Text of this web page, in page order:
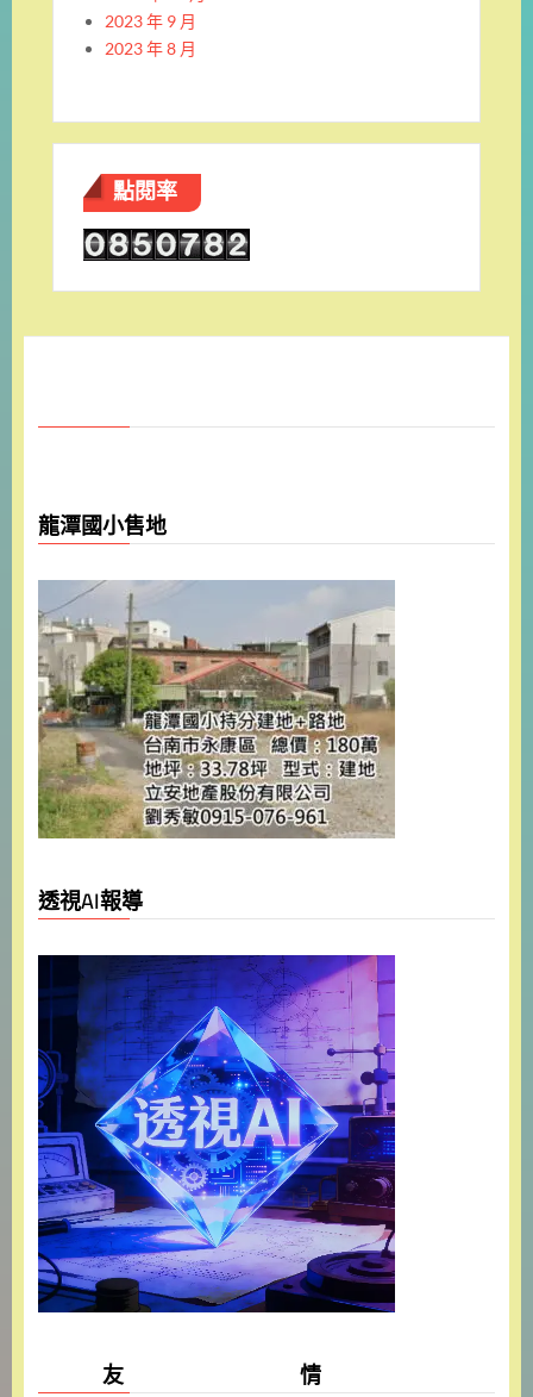
2023 年 9 月
2023 年 8 月
點閱率
龍潭國小售地
透視AI報導
友 情